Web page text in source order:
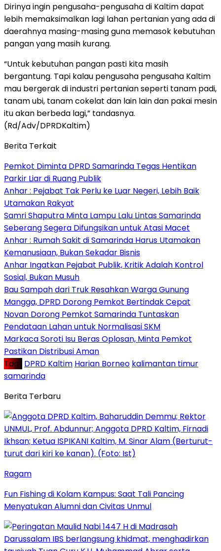
Dirinya ingin pengusaha-pengusaha di Kaltim dapat
lebih memaksimalkan lagi lahan pertanian yang ada di
daerahnya masing-masing guna memasok kebutuhan
pangan yang masih kurang.
“Untuk kebutuhan pangan pasti kita masih
bergantung. Tapi kalau pengusaha pengusaha Kaltim
mau bergerak di industri pertanian seperti tanam padi,
tanam ubi, tanam cokelat dan lain lain dan pakai mesin
itu akan berbeda lagi,” tandasnya.
(Rd/Adv/DPRDKaltim)
Berita Terkait
Pemkot Diminta DPRD Samarinda Tegas Hentikan
Parkir Liar di Ruang Publik
Anhar : Pejabat Tak Perlu ke Luar Negeri, Lebih Baik
Utamakan Rakyat
Samri Shaputra Minta Lampu Lalu Lintas Samarinda
Seberang Segera Difungsikan untuk Atasi Macet
Anhar : Rumah Sakit di Samarinda Harus Utamakan
Kemanusiaan, Bukan Sekadar Bisnis
Anhar Ingatkan Pejabat Publik, Kritik Adalah Kontrol
Sosial, Bukan Musuh
Bau Sampah dari Truk Resahkan Warga Gunung
Mangga, DPRD Dorong Pemkot Bertindak Cepat
Novan Dorong Pemkot Samarinda Tuntaskan
Pendataan Lahan untuk Normalisasi SKM
Markaca Soroti Isu Beras Oplosan, Minta Pemkot
Pastikan Distribusi Aman
Tag : DPRD Kaltim Harian Borneo kalimantan timur
samarinda
Berita Terbaru
Ragam
Fun Fishing di Kolam Kampus: Saat Tali Pancing
Menyatukan Alumni dan Civitas Unmul